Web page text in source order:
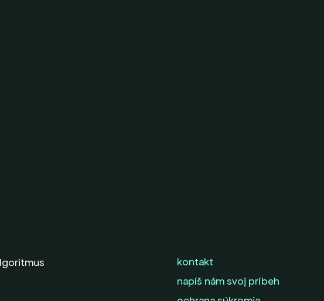
kontakt
napíš nám svoj príbeh